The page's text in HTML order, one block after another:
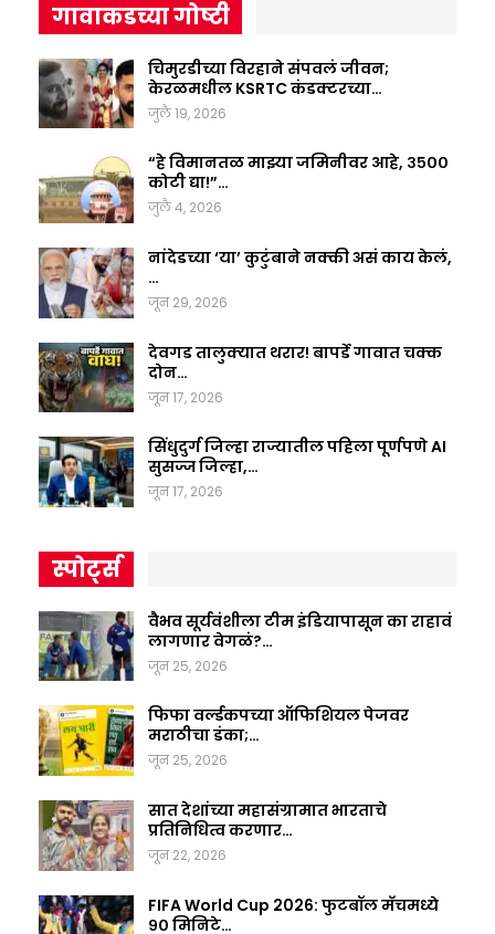
गावाकडच्या गोष्टी
चिमुरडीच्या विरहाने संपवलं जीवन;
केरळमधील KSRTC कंडक्टरच्या…
जुलै 19, 2026
“हे विमानतळ माझ्या जमिनीवर आहे, ३५००
कोटी द्या!”…
जुलै 4, 2026
नांदेडच्या ‘या’ कुटुंबाने नक्की असं काय केलं,
…
जून 29, 2026
देवगड तालुक्यात थरार! बापर्डे गावात चक्क
दोन…
जून 17, 2026
सिंधुदुर्ग जिल्हा राज्यातील पहिला पूर्णपणे AI
सुसज्ज जिल्हा,…
जून 17, 2026
स्पोर्ट्स
वैभव सूर्यवंशीला टीम इंडियापासून का राहावं
लागणार वेगळं?…
जून 25, 2026
फिफा वर्ल्डकपच्या ऑफिशियल पेजवर
मराठीचा डंका;…
जून 25, 2026
सात देशांच्या महासंग्रामात भारताचे
प्रतिनिधित्व करणार…
जून 22, 2026
FIFA World Cup 2026: फुटबॉल मॅचमध्ये
९० मिनिटे…